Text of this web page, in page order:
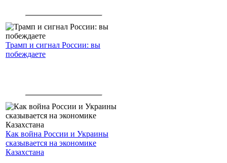
Трамп и сигнал России: вы
побеждаете
Как война России и Украины
сказывается на экономике
Казахстана